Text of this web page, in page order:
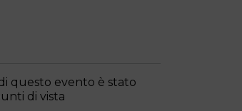
questo evento è stato
di vista